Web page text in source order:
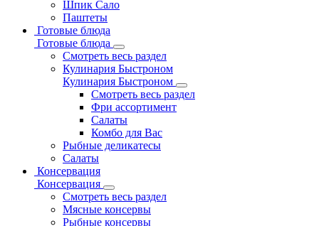
Шпик Сало
Паштеты
Готовые блюда
Готовые блюда
Смотреть весь раздел
Кулинария Быстроном
Кулинария Быстроном
Смотреть весь раздел
Фри ассортимент
Салаты
Комбо для Вас
Рыбные деликатесы
Салаты
Консервация
Консервация
Смотреть весь раздел
Мясные консервы
Рыбные консервы